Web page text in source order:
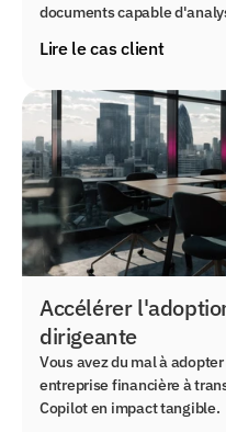
documents capable
Lire le cas client
Accélérer
dirigeante
Vous avez du mal à
entreprise financière à
Copilot en impact tangible.